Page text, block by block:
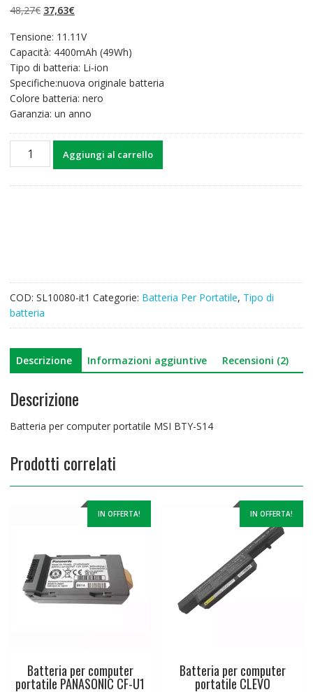
base di
recensioni
48,27€ Il
originale
era:
48,27€.
37,63€Il
attuale
è:
37,63€.
Tensione: 11.11V
Capacità: 4400mAh (49Wh)
Tipo di batteria: Li-ion
Specifiche:nuova originale batteria
Colore batteria: nero
Garanzia: un anno
Batteria
Aggiungi al carrello
COD: SL10080-it1 Categorie: Batteria Per Portatile, Tipo di
batteria
Descrizione Informazioni aggiuntive Recensioni (2)
Descrizione
Batteria per computer portatile MSI BTY-S14
Prodotti correlati
IN OFFERTA!
Batteria per computer
portatile PANASONIC CF-U1
IN OFFERTA!
Batteria per computer
portatile CLEVO